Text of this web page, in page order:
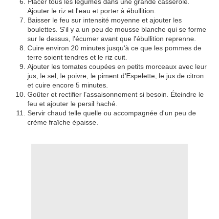
Ajouter le riz et l'eau et porter à ébullition.
Baisser le feu sur intensité moyenne et ajouter les
boulettes. S'il y a un peu de mousse blanche qui se forme
sur le dessus, l'écumer avant que l’ébullition reprenne.
Cuire environ 20 minutes jusqu'à ce que les pommes de
terre soient tendres et le riz cuit.
Ajouter les tomates coupées en petits morceaux avec leur
jus, le sel, le poivre, le piment d'Espelette, le jus de citron
et cuire encore 5 minutes.
Goûter et rectifier l’assaisonnement si besoin. Éteindre le
feu et ajouter le persil haché.
Servir chaud telle quelle ou accompagnée d'un peu de
crème fraîche épaisse.